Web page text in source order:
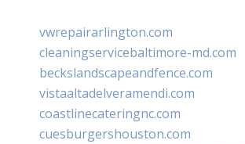
vwrepairarlington.com
cleaningservicebaltimore-md.com
beckslandscapeandfence.com
vistaaltadelveramendi.com
coastlinecateringnc.com
cuesburgershouston.com